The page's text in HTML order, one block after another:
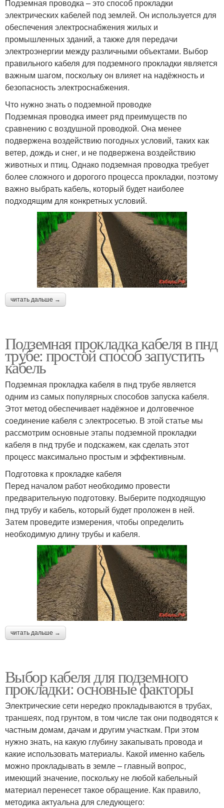
Подземная проводка – это способ прокладки
электрических кабелей под землей. Он используется для
обеспечения электроснабжения жилых и
промышленных зданий, а также для передачи
электроэнергии между различными объектами. Выбор
правильного кабеля для подземного прокладки является
важным шагом, поскольку он влияет на надёжность и
безопасность электроснабжения.
Что нужно знать о подземной проводке
Подземная проводка имеет ряд преимуществ по
сравнению с воздушной проводкой. Она менее
подвержена воздействию погодных условий, таких как
ветер, дождь и снег, и не подвержена воздействию
животных и птиц. Однако подземная проводка требует
более сложного и дорогого процесса прокладки, поэтому
важно выбрать кабель, который будет наиболее
подходящим для конкретных условий.
читать дальше →
Подземная прокладка кабеля в пнд
трубе: простой способ запустить
кабель
Подземная прокладка кабеля в пнд трубе является
одним из самых популярных способов запуска кабеля.
Этот метод обеспечивает надёжное и долговечное
соединение кабеля с электросетью. В этой статье мы
рассмотрим основные этапы подземной прокладки
кабеля в пнд трубе и подскажем, как сделать этот
процесс максимально простым и эффективным.
Подготовка к прокладке кабеля
Перед началом работ необходимо провести
предварительную подготовку. Выберите подходящую
пнд трубу и кабель, который будет проложен в ней.
Затем проведите измерения, чтобы определить
необходимую длину трубы и кабеля.
читать дальше →
Выбор кабеля для подземного
прокладки: основные факторы
Электрические сети нередко прокладываются в трубах,
траншеях, под грунтом, в том числе так они подводятся к
частным домам, дачам и другим участкам. При этом
нужно знать, на какую глубину закапывать провода и
какие использовать материалы. Какой именно кабель
можно прокладывать в земле – главный вопрос,
имеющий значение, поскольку не любой кабельный
материал перенесет такое обращение. Как правило,
методика актуальна для следующего: